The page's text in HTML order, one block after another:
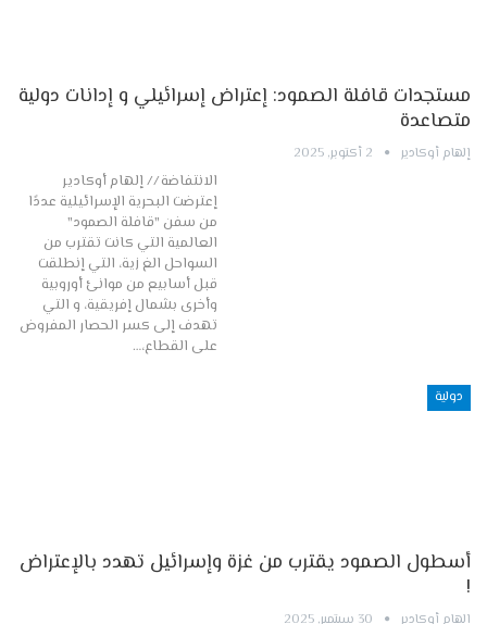
مستجدات قافلة الصمود: إعتراض إسرائيلي و إدانات دولية
متصاعدة
إلهام أوكادير 2 أكتوبر, 2025
الانتفاضة // إلهام أوكادير
إعترضت البحرية الإسرائيلية عددًا
من سفن "قافلة الصمود"
العالمية التي كانت تقترب من
السواحل الغ زية، التي إنطلقت
قبل أسابيع من موانئ أوروبية
وأخرى بشمال إفريقية، و التي
تهدف إلى كسر الحصار المفروض
على القطاع،…
دولية
أسطول الصمود يقترب من غزة وإسرائيل تهدد بالإعتراض
!